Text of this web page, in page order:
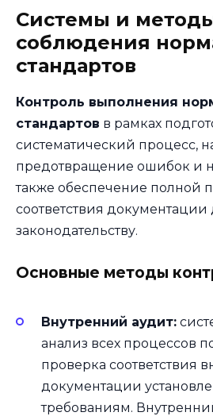
Системы и
соблюдения
стандартов
Контроль выполнения
стандартов в рамках
систематический процесс,
предотвращение ошибок и
также обеспечение полной
соответствия
законодательству.
Основные методы
Внутренний аудит:
анализ всех процессов
проверка соответствия
документации
требованиям.